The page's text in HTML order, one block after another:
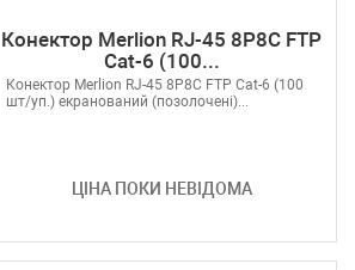
Конектор Merlion RJ-45 8P8C FTP
Cat-6 (100...
ЦІНА ПОКИ НЕВІДОМА
Конектор Merlion RJ-45 8P8C FTP Cat-6 (100
шт/уп.) екранований (позолочені)...